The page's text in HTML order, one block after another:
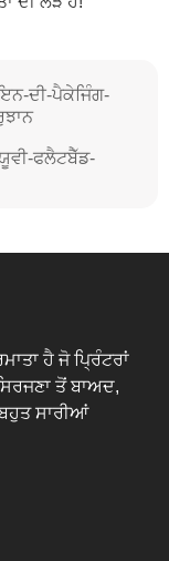
ਦੀ-ਪੈਕੇਜਿੰਗ-
ਫਲੈਟਬੈੱਡ-
ਹੈ ਜੋ ਪ੍ਰਿੰਟਰਾਂ
ਤੋਂ ਬਾਅਦ,
ਸਾਰੀਆਂ